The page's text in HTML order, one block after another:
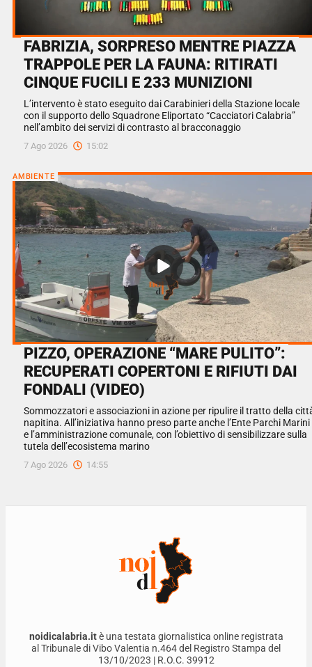
FABRIZIA, SORPRESO MENTRE PIAZZA
TRAPPOLE PER LA FAUNA: RITIRATI
CINQUE FUCILI E 233 MUNIZIONI
L’intervento è stato eseguito dai Carabinieri della Stazione locale
con il supporto dello Squadrone Eliportato “Cacciatori Calabria”
nell’ambito dei servizi di contrasto al bracconaggio
7 Ago 2026 15:02
AMBIENTE
PIZZO, OPERAZIONE “MARE PULITO”:
RECUPERATI COPERTONI E RIFIUTI DAI
FONDALI (VIDEO)
Sommozzatori e associazioni in azione per ripulire il tratto della
napitina. All’iniziativa hanno preso parte anche l’Ente Parchi Marini
e l’amministrazione comunale, con l’obiettivo di sensibilizzare sulla
tutela dell’ecosistema marino
7 Ago 2026 14:55
noidicalabria.itè una testata giornalistica online registrata
al Tribunale di Vibo Valentia n.464 del Registro Stampa del
13/10/2023 | R.O.C. 39912